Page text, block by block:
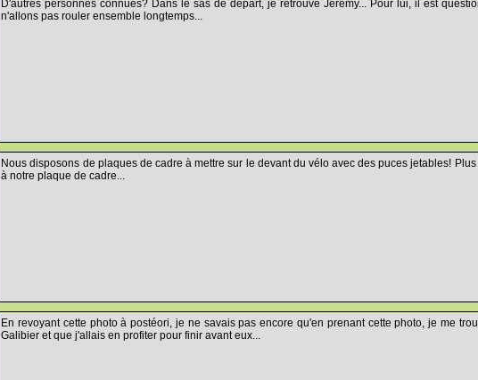
D'autres personnes connues? Dans le sas de départ, je retrouve Jérémy... Pour lui, il est
n'allons pas rouler ensemble longtemps...
Nous disposons de plaques de cadre à mettre sur le devant du vélo avec des puces jetables!
à notre plaque de cadre...
En revoyant cette photo à postéori, je ne savais pas encore qu'en prenant cette photo, je me
Galibier et que j'allais en profiter pour finir avant eux...